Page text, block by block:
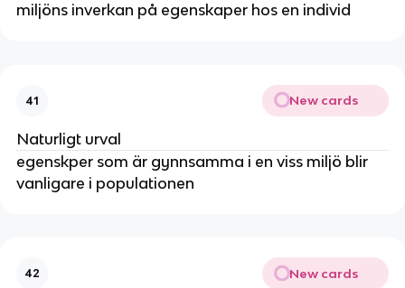
miljöns inverkan på egenskaper hos en individ
41 New cards
Naturligt urval
egenskper som är gynnsamma i en viss miljö blir
vanligare i populationen
42 New cards